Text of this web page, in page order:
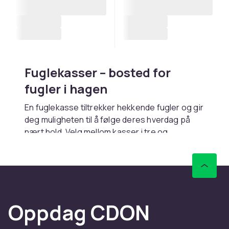
Fuglekasser – bosted for
fugler i hagen
En fuglekasse tiltrekker hekkende fugler og gir
deg muligheten til å følge deres hverdag på
nært hold. Velg mellom kasser i tre og
Suppler med etfuglebadog enfugleforerfor
Oppdag CDON